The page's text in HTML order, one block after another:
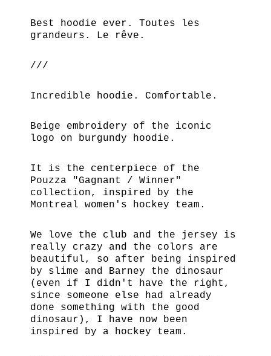
Best hoodie ever. Toutes les
grandeurs. Le rêve.
///
Incredible hoodie. Comfortable.
Beige embroidery of the iconic
logo on burgundy hoodie.
It is the centerpiece of the
Pouzza "Gagnant / Winner"
collection, inspired by the
Montreal women's hockey team.
We love the club and the jersey is
really crazy and the colors are
beautiful, so after being inspired
by slime and Barney the dinosaur
(even if I didn't have the right,
since someone else had already
done something with the good
dinosaur), I have now been
inspired by a hockey team.